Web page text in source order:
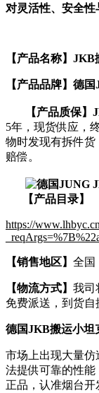
对灵活性、安全性
【产品名称】 JKB
【产品品牌】 德国
【产品质保】
5年，现货供应，
物时发现有拆件货
赔偿。
【产品目录】
https://
【销售地区】 全国
【物流方式】 我司
免费派送，到货自
德国JKB搬运小坦
市场上出现大量
法提供可靠的性
正品，认准烟台开